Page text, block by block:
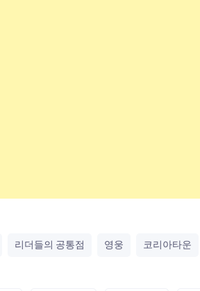
리더들의 공통점 영웅 코리아타운